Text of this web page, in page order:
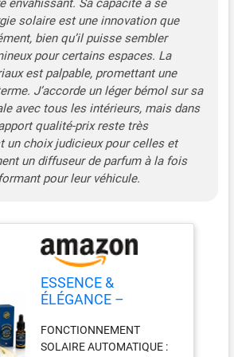
votre véhicule selon vos
préférences UTILISATION
SIMPLE ET PRATIQUE :
Installation facile sans
outils requis, il suffit de
placer le diffuseur sur le
tableau de bord exposé à la
lumière pour profiter d'une
diffusion automatique
pendant vos déplacements
TRACTION BLEUE - UNE
grandes maisons de
parfumerie, cette fragrance
allie fraîcheur aromatique et
notes boisées pour créer
une ambiance à la fois
moderne, élégante et
maîtrisée, où chaque trajet
devient une affirmation de
envahissant. Sa capacité à se
solaire est une innovation que
bien qu’il puisse sembler
pour certains espaces. La
est palpable, promettant une
J’accorde un léger bémol sur sa
avec tous les intérieurs, mais dans
qualité-prix reste très
un choix judicieux pour celles et
un diffuseur de parfum à la fois
pour leur véhicule.
ESSENCE &
ÉLÉGANCE –
Voiture Solaire avec
Flacon 10 ml,
FONCTIONNEMENT
SOLAIRE AUTOMATIQUE :